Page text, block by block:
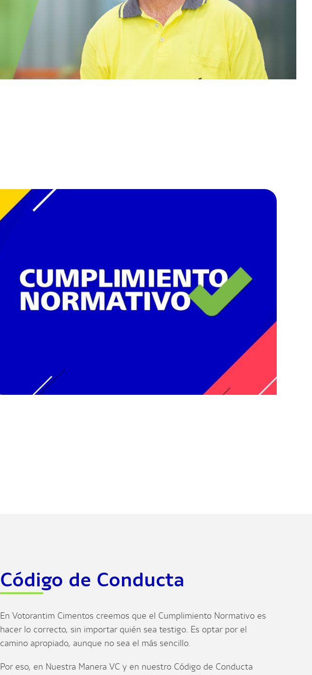
Código de Conducta
En Votorantim Cimentos creemos que el Cumplimiento Normativo es
hacer lo correcto, sin importar quién sea testigo. Es optar por el
camino apropiado, aunque no sea el más sencillo.
Por eso, en Nuestra Manera VC y en nuestro Código de Conducta